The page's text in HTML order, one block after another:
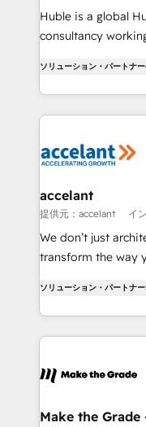
travers le
d’entreprise. Grâce à une méthodologie éprouvée
rapidement vos
HubSpot dans votre
un échange dédié.
Huble is a global
consultancy
the strategy,
HubSpot into a
HubSpot's Global
worldwide, and
One company, one
across offices and
Canada, Germany,
South Africa. Certified compliant with ISO/IEC
international offices
ソリューション・パートナー
accelant
提供元：accelant イ
We don’t just
transform the way
creating tailored,
accelerate growth,
and ensure faster
day one, our team
strategies that deliver
ソリューション・パートナー
Make the